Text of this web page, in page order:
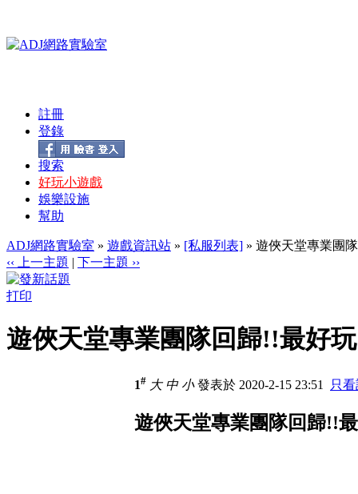
註冊
登錄
搜索
好玩小遊戲
娛樂設施
幫助
ADJ網路實驗室 » 遊戲資訊站 » [私服列表] » 遊俠天堂專業團
‹‹ 上一主題 | 下一主題 ››
打印
遊俠天堂專業團隊回歸!!最好
1# 大 中 小發表於 2020-2-15 23:51 只
遊俠天堂專業團隊回歸!!